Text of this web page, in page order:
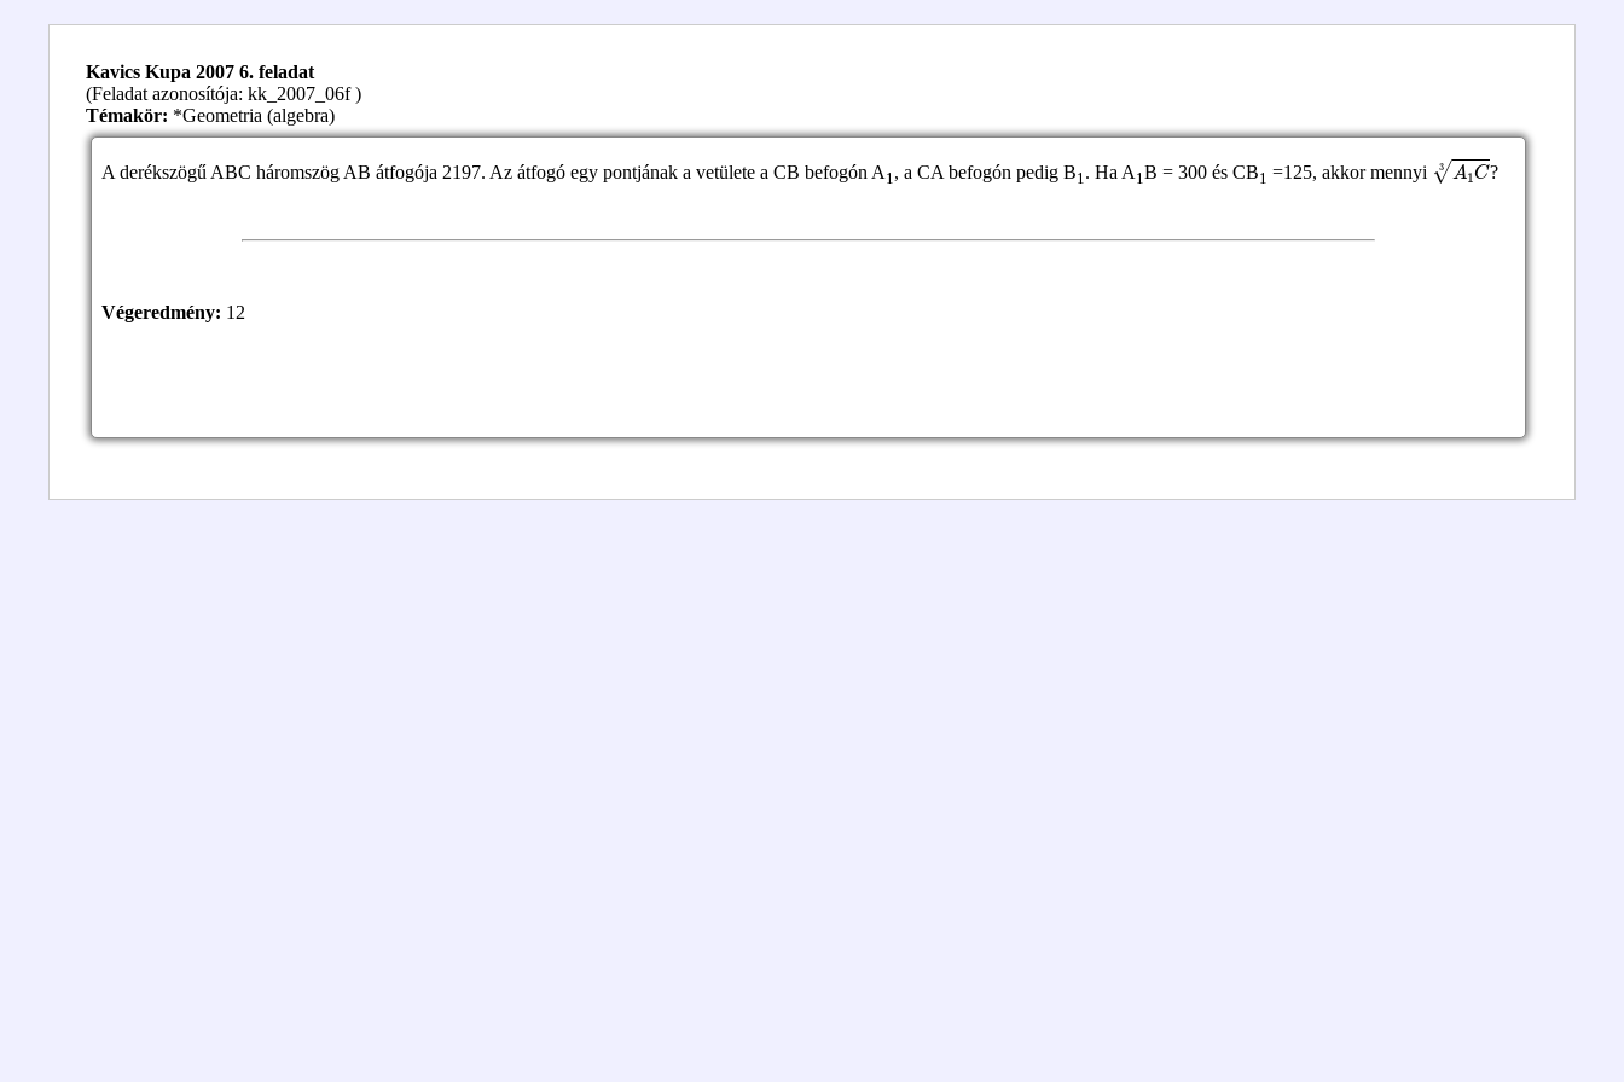
Kavics Kupa 2007 6. feladat
(Feladat azonosítója: kk_2007_06f )
Témakör: *Geometria (algebra)
A derékszögű ABC háromszög AB átfogója 2197. Az átfogó egy pontjának a vetülete a CB befogón A 1, a CA befogón pedig B1. Ha A 1B = 300 és CB1 =125, akkor mennyi A1C3 ?
Végeredmény: 12